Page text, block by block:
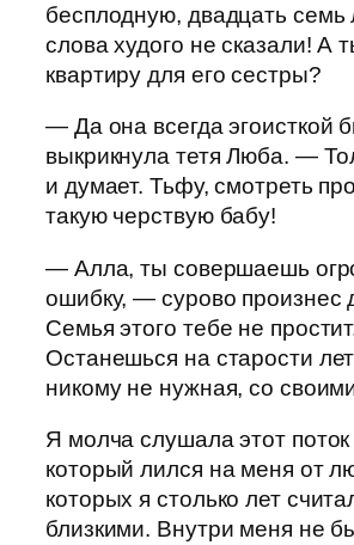
бесплодную, двадцать семь
слова худого не сказали! А
квартиру для его сестры?
— Да она всегда эгоисткой
выкрикнула тетя Люба. —
и думает. Тьфу, смотреть
такую черствую бабу!
— Алла, ты совершаешь
ошибку, — сурово произнес
Семья этого тебе не
Останешься на старости
никому не нужная, со
Я молча слушала этот поток
который лился на меня от
которых я столько лет
близкими. Внутри меня не